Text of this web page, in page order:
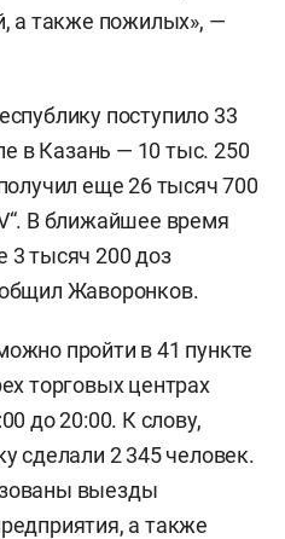
а также пожилых», —
поступило 33
в Казань — 10 тыс. 250
еще 26 тысяч 700
В ближайшее время
3 тысяч 200 доз
Жаворонков.
пройти в 41 пункте
торговых центрах
до 20:00. К слову,
сделали 2 345 человек.
выезды
а также